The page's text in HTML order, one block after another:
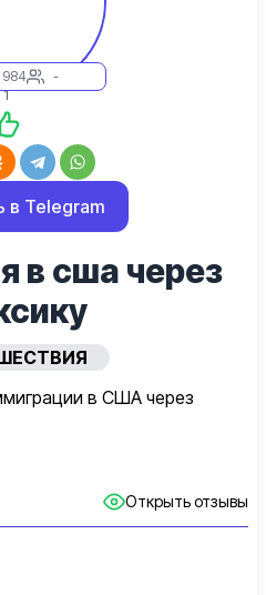
984
-
1
в Telegram
в сша через
в США через
Открыть отзывы